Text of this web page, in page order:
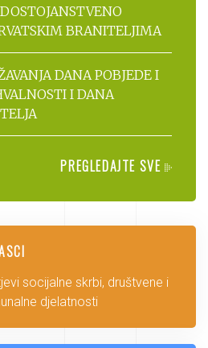
BRANITELJIMA
DANA POBJEDE I
I DANA
PREGLEDAJTE SVE
socijalne skrbi, društvene i
djelatnosti